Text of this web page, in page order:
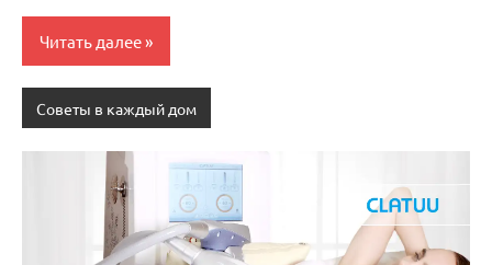
Читать далее
Советы в каждый дом